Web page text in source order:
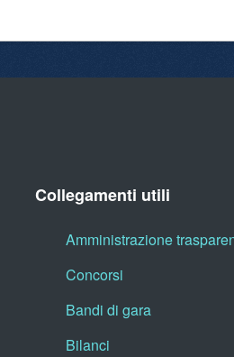
Collegamenti utili
Amministrazione
Concorsi
Bandi di gara
Bilanci